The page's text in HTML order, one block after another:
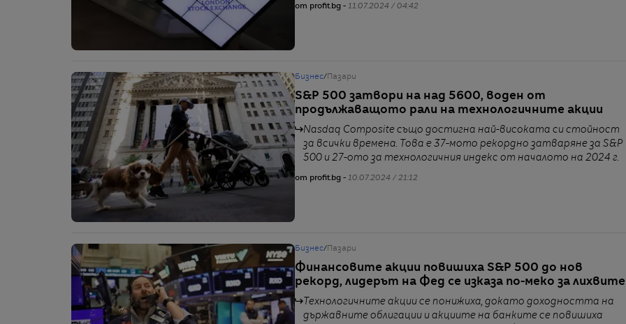
от profit.bg - 11.07.2024 / 04:42
Бизнес/ Пазари
S&P 500 затвори на над 5600, воден от
продължаващото рали на технологичните акции
Nasdaq Composite също достигна най-високата си стойност
за всички времена. Това е 37-мото рекордно затваряне за S&P
500 и 27-ото за технологичния индекс от началото на 2024 г.
от profit.bg - 10.07.2024 / 21:12
Бизнес/ Пазари
Финансовите акции повишиха S&P 500 до нов
рекорд, лидерът на Фед се изказа по-меко за лихвите
Технологичните акции се понижиха, докато доходността на
държавните облигации и акциите на банките се повишиха